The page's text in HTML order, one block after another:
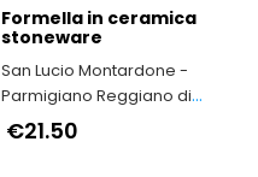
Formella in ceramica
stoneware
San Lucio Montardone -
Parmigiano Reggiano di
Montagna
€21.50